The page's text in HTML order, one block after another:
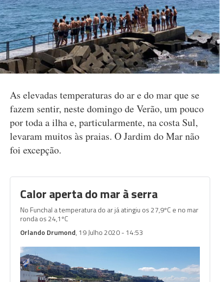
As elevadas temperaturas do ar e do mar que se
fazem sentir, neste domingo de Verão, um pouco
por toda a ilha e, particularmente, na costa Sul,
levaram muitos às praias. O Jardim do Mar não
foi excepção.
Calor aperta do mar à serra
No Funchal a temperatura do ar já atingiu os 27,9ºC e no mar
ronda os 24,1ºC
Orlando Drumond, 19 Julho 2020 - 14:53